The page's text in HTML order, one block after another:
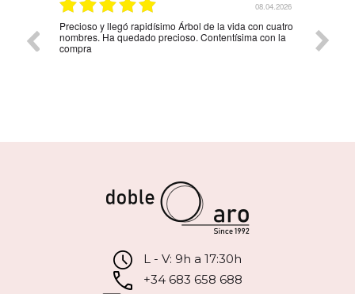
08.04.2026
Precioso y llegó rapidísimo Árbol de la vida con cuatro
nombres. Ha quedado precioso. Contentísima con la
compra
L - V: 9h a 17:30h
+34 683 658 688